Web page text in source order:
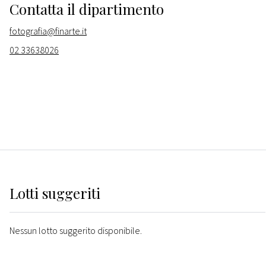
Contatta il dipartimento
fotografia@finarte.it
02 33638026
Lotti suggeriti
Nessun lotto suggerito disponibile.